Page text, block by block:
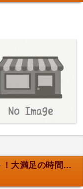
迅速対応、こまめなサポート！大満足の時間を！